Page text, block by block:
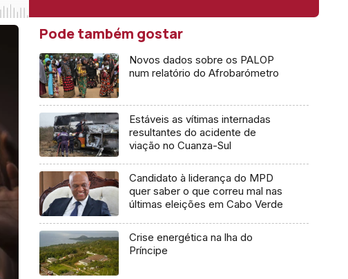
Pode também gostar
Novos dados sobre os PALOP
num relatório do Afrobarómetro
Estáveis as vítimas internadas
resultantes do acidente de
viação no Cuanza-Sul
Candidato à liderança do MPD
quer saber o que correu mal nas
últimas eleições em Cabo Verde
Crise energética na lha do
Príncipe